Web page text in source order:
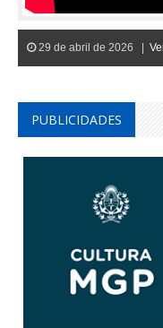
29 de abril de 2026 |
PUBLICIDADES